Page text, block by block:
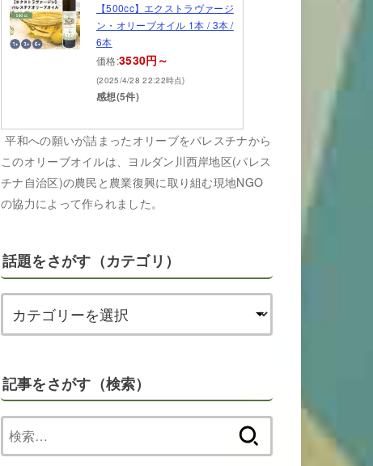
【500cc】エクストラヴァージ
ン・オリーブオイル 1本 / 3本 /
6本
価格:3530円～
(2025/4/28 22:22時点)
感想(5件)
平和への願いが詰まったオリーブをパレスチナから
このオリーブオイルは、ヨルダン川西岸地区(パレス
チナ自治区)の農民と農業復興に取り組む現地NGO
の協力によって作られました。
話題をさがす（カテゴリ）
記事をさがす（検索）
索: